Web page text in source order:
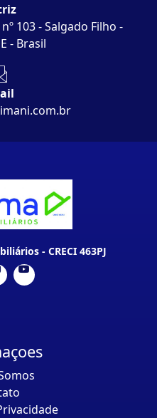
103 - Salgado Filho -
- Brasil
- CRECI 463PJ